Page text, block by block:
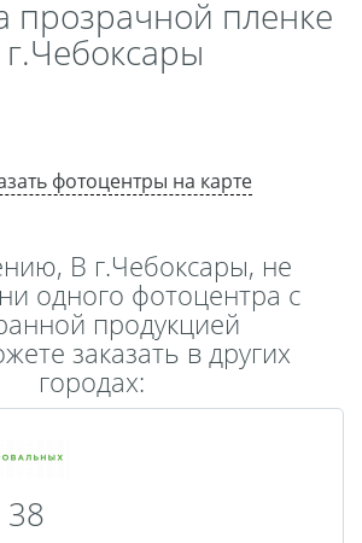
прозрачной пленке
г.Чебоксары
фотоцентры на карте
В г.Чебоксары, не
одного фотоцентра с
продукцией
заказать в других
городах: